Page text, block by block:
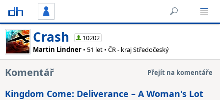
Crash
10202
Martin Lindner • 51 let • ČR - kraj Středočeský
Komentář Přejít na komentáře
Kingdom Come: Deliverance – A Woman's Lot